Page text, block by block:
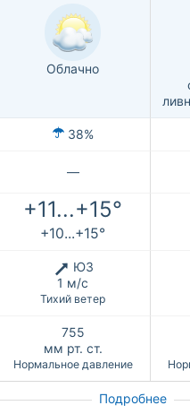
Облачно
38%
—
+11...+15°
+10...+15°
ЮЗ
1 м/с
Тихий ветер
755
мм рт. ст.
Нормальное давление
Подробнее